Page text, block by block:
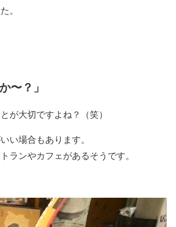
。
〜？」
が大切ですよね？（笑）
い場合もあります。
ランやカフェがあるそうです。